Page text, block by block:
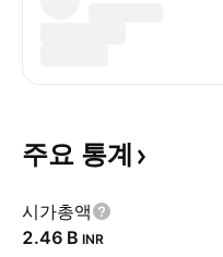
주요 통계
시가총액
‪2.46 B‬ INR